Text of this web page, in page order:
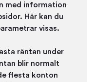
med information
Här kan du
visas.
räntan under
blir normalt
flesta konton